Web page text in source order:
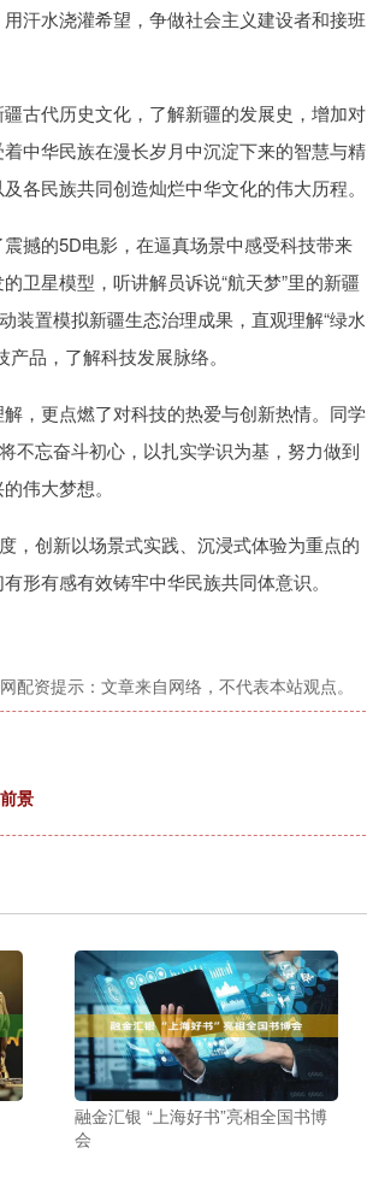
汗水浇灌希望，争做社会主义建设者和接班
古代历史文化，了解新疆的发展史，增加对
中华民族在漫长岁月中沉淀下来的智慧与精
各民族共同创造灿烂中华文化的伟大历程。
撼的5D电影，在逼真场景中感受科技带来
卫星模型，听讲解员诉说“航天梦”里的新疆
装置模拟新疆生态治理成果，直观理解“绿水
品，了解科技发展脉络。
，更点燃了对科技的热爱与创新热情。同学
不忘奋斗初心，以扎实学识为基，努力做到
伟大梦想。
，创新以场景式实践、沉浸式体验为重点的
形有感有效铸牢中华民族共同体意识。
配资提示：文章来自网络，不代表本站观点。
景
融金汇银 “上海好书”亮相全国书博
会